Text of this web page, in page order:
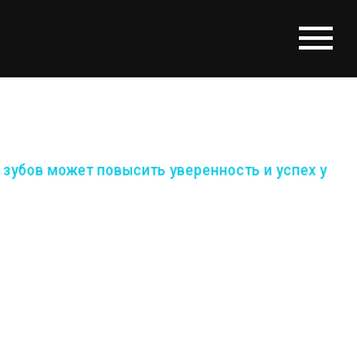
может повысить уверенность и успех у